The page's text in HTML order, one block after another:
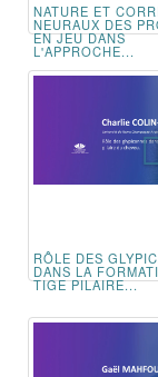
NATURE ET
NEURAUX DES
EN JEU DANS
L'APPROCHE...
RÔLE DES
DANS LA
TIGE PILAIRE...